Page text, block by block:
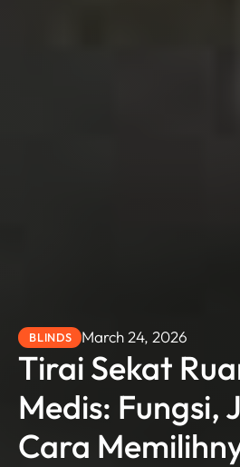
BLINDS March 24, 2026
Tirai Sekat
Medis: Fungsi,
Cara